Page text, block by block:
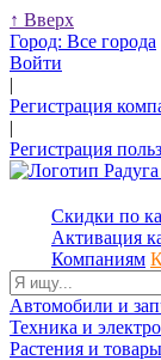
↑ Вверх
Город: Все города
Войти
|
Регистрация
|
Регистрация
Скидки по
Активация
Компаниям
Автомобили и
Техника и
Растения и